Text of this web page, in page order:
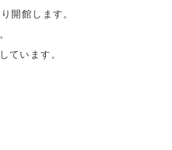
開館します。
ています。